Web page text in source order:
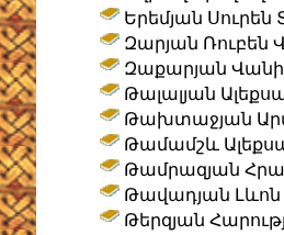
Երեմյան Սուրեն
Զարյան Ռուբեն
Զաքարյան Վանիկ
Թալալյան
Թախտաջյան
Թամամշև
Թամրազյան
Թավադյան Լևոն
Թերզյան